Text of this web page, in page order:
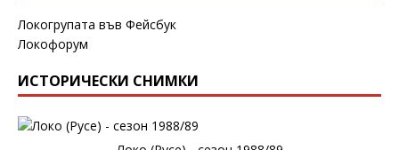
Локогрупата във Фейсбук
Локофорум
ИСТОРИЧЕСКИ СНИМКИ